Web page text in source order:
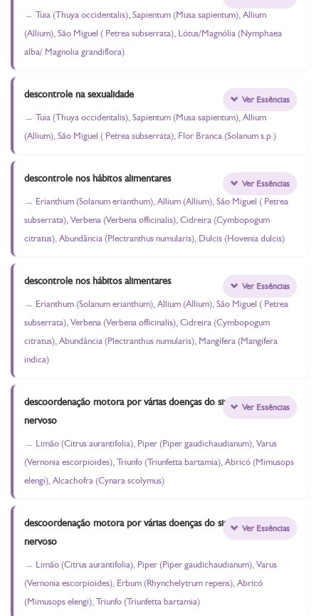
Tuia (Thuya occidentalis), Sapientum (Musa sapientum), Allium
(Allium), São Miguel ( Petrea subserrata), Lótus/Magnólia (Nymphaea
alba/ Magnolia grandiflora)
descontrole na sexualidade
Tuia (Thuya occidentalis), Sapientum (Musa sapientum), Allium
(Allium), São Miguel ( Petrea subserrata), Flor Branca (Solanum s.p.)
Ver Essências
descontrole nos hábitos alimentares
Erianthum (Solanum erianthum), Allium (Allium), São Miguel ( Petrea
subserrata), Verbena (Verbena officinalis), Cidreira (Cymbopogum
citratus), Abundância (Plectranthus numularis), Dulcis (Hovenia dulcis)
Ver Essências
descontrole nos hábitos alimentares
Erianthum (Solanum erianthum), Allium (Allium), São Miguel ( Petrea
subserrata), Verbena (Verbena officinalis), Cidreira (Cymbopogum
citratus), Abundância (Plectranthus numularis), Mangífera (Mangifera
indica)
Ver Essências
descoordenação motora por várias doenças do sistema
nervoso
Limão (Citrus aurantifolia), Piper (Piper gaudichaudianum), Varus
(Vernonia escorpioides), Triunfo (Triunfetta bartamia), Abricó (Mimusops
elengi), Alcachofra (Cynara scolymus)
Ver Essências
descoordenação motora por várias doenças do sistema
nervoso
Limão (Citrus aurantifolia), Piper (Piper gaudichaudianum), Varus
(Vernonia escorpioides), Erbum (Rhynchelytrum repens), Abricó
(Mimusops elengi), Triunfo (Triunfetta bartamia)
Ver Essências